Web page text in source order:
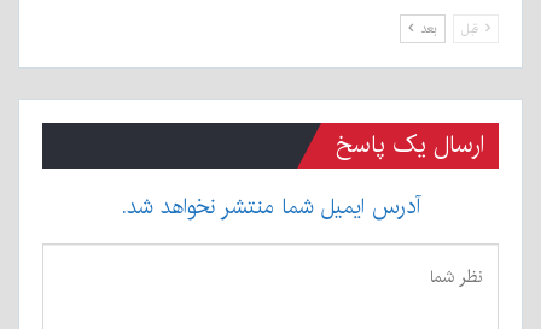
قبل بعد
ارسال یک پاسخ
آدرس ایمیل شما منتشر نخواهد شد.